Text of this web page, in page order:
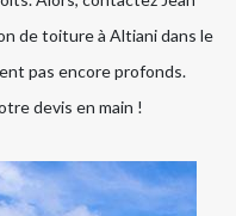
de toiture à Altiani dans le
pas encore profonds.
devis en main !